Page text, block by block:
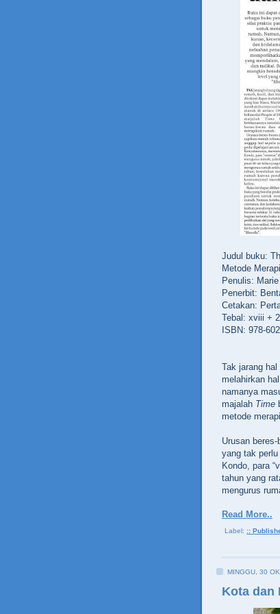
Judul buku:
Metode
Penulis:
Penerbit:
Cetakan:
Tebal: xviii +
ISBN: 978-
Tak jarang
melahirkan
namanya
majalah Time
metode
Urusan
yang tak
Kondo, para
tahun yang
mengurus
Read More..
Label: ::
MINGGU, 30
Kota dan